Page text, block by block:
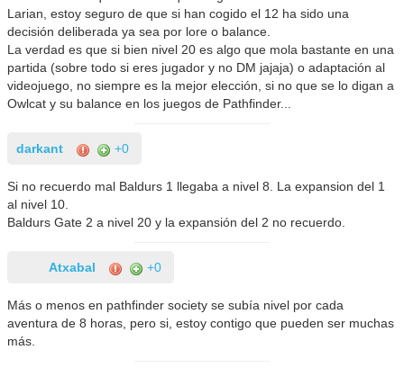
Larian, estoy seguro de que si han cogido el 12 ha sido una
decisión deliberada ya sea por lore o balance.
La verdad es que si bien nivel 20 es algo que mola bastante en una
partida (sobre todo si eres jugador y no DM jajaja) o adaptación al
videojuego, no siempre es la mejor elección, si no que se lo digan a
Owlcat y su balance en los juegos de Pathfinder...
darkant +0
Si no recuerdo mal Baldurs 1 llegaba a nivel 8. La expansion del 1
al nivel 10.
Baldurs Gate 2 a nivel 20 y la expansión del 2 no recuerdo.
Atxabal +0
Más o menos en pathfinder society se subía nivel por cada
aventura de 8 horas, pero si, estoy contigo que pueden ser muchas
más.